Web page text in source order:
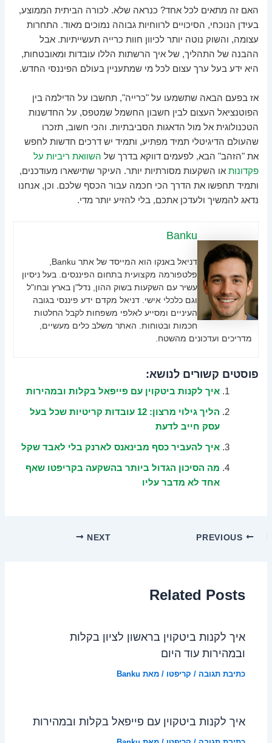
האם זה מתאים לכל אחד? כנראה שלא. לכורה הביתית הממוצע,
בעידן הנוכחי, הסיכויים לרווחיות גבוהה נמוכים מאוד. התחרות
עצומה, והשוק נוטה יותר לכיוון חוות כרייה תעשייתיות. אבל
ההבנה של התהליך, של איך הרשתות הללו עובדות ומאובטחות,
היא ידע בעל ערך עצום לכל מי שמתעניין בעולם הפיננסי החדש.
אז בפעם הבאה שתשמעו על "כרייה", תחשבו על הדילמה בין
הפוטנציאל העצום לבין חשבון החשמל שמטפס, על החדשנות
הטכנולוגית אל מול הדאגות הסביבתיות. והכי חשוב, תזכרו
שהעולם הדיגיטלי תמיד מפתיע, ותמיד יש דרכים חדשות לחפש
את "הזהב" הבא, לפעמים דווקא בדרך של השוואת ריביות על
פקדונות או השקעות מסורתיות יותר. העיקר שתישארו מעודכנים,
ותמיד תחפשו את הדרך הכי חכמה עבור הכסף שלכם. וכן, אנחנו
נדאג להמשיך ולעדכן אתכם, בלי להזיע יותר מדי.
Banku
פלטפורמה מקצועית בתחום הפיננסים. בעל ניסיון
עשיר עם השקעות בשוק ההון, נדל"ן בארץ ובחו"ל
וגם כלכלי אישי. דניאל מקדם ידע פיננסי בגובה
העיניים ומסייע לאלפי משפחות לקבל החלטות
חכמות ובטוחות. האתר משלב כלים מעשיים,
מדריכים ועדכונים מהשטח.
פוסטים קשורים לנושא:
איך לקנות ביטקוין עם פייפאל בקלות ובמהירות
הליך גילוי מרצון: 12 עובדות קריטיות שכל בעל
עסק חייב לדעת
איך להעביר כסף מבינאנס לארנק בלי לאבד שקל
מה הסיכון הגדול ביותר בהשקעה בקריפטו שאף
אחד לא מדבר עליו
NEXT
Related Posts
איך לקנות ביטקוין בראשון לציון בקלות
ובמהירות עוד היום
כתיבת תגובה / קריפטו / מאת Banku
איך לקנות ביטקוין עם פייפאל בקלות ובמהירות